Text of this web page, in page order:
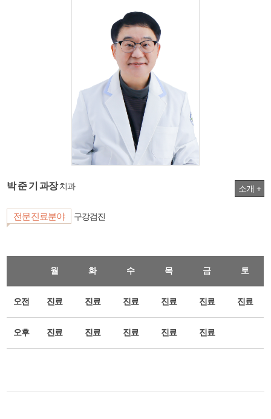
박 준 기 과장치과 소개 +
전문진료분야 구강검진
월 화 수 목 금 토
오전 진료 진료 진료 진료 진료 진료
오후 진료 진료 진료 진료 진료